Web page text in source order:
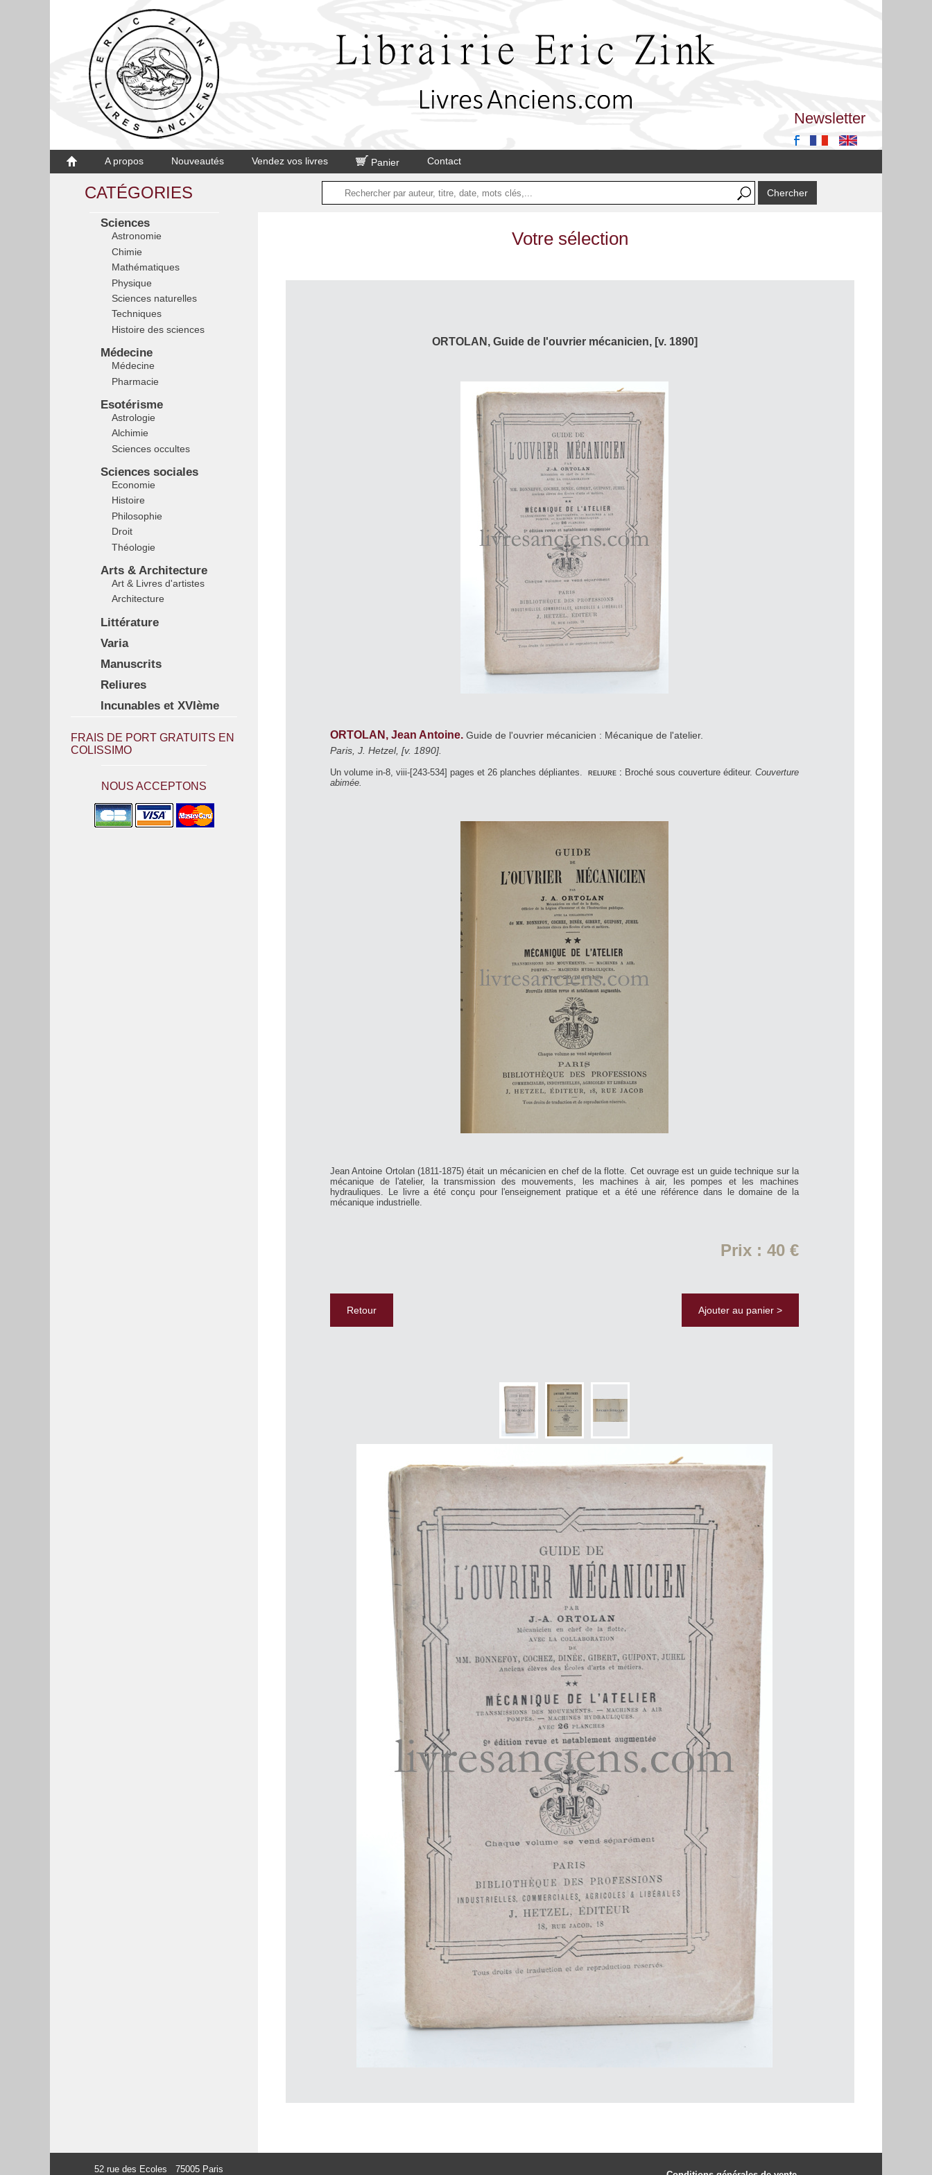
Newsletter
A propos Nouveautés Vendez vos livres Panier Contact
CATÉGORIES
Sciences
Astronomie
Chimie
Mathématiques
Physique
Sciences naturelles
Techniques
Histoire des sciences
Médecine
Médecine
Pharmacie
Esotérisme
Astrologie
Alchimie
Sciences occultes
Sciences sociales
Economie
Histoire
Philosophie
Droit
Théologie
Arts & Architecture
Art & Livres d'artistes
Architecture
Littérature
Varia
Manuscrits
Reliures
Incunables et XVIème
FRAIS DE PORT GRATUITS EN
COLISSIMO
NOUS ACCEPTONS
Votre sélection
ORTOLAN, Guide de l'ouvrier mécanicien, [v. 1890]
ORTOLAN, Jean Antoine. Guide de l'ouvrier mécanicien : Mécanique de l'atelier.
Paris, J. Hetzel, [v. 1890].
Un volume in-8, viii-[243-534] pages et 26 planches dépliantes. reliure : Broché sous couverture éditeur. Couverture
abimée.
Jean Antoine Ortolan (1811-1875) était un mécanicien en chef de la flotte. Cet ouvrage est un guide technique sur la
mécanique de l'atelier, la transmission des mouvements, les machines à air, les pompes et les machines
hydrauliques. Le livre a été conçu pour l'enseignement pratique et a été une référence dans le domaine de la
mécanique industrielle.
Prix : 40 €
Retour Ajouter au panier >
52 rue des Ecoles 75005 Paris